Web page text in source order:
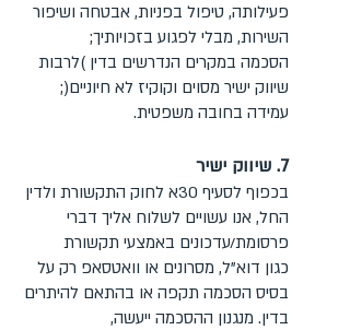
פעילותה, טיפול בפניות, אבטחה ושיפור
השירות, מבלי לפגוע בזכויותיך;
הסכמה במקרים הנדרשים בדין )לרבות
שיווק ישיר מסוים וקוקיז לא חיוניים(;
עמידה בחובה משפטית.
7. שיווק ישיר
בכפוף לסעיף 30א לחוק התקשורת ולדין
החל, אנו עשויים לשלוח אליך דברי
פרסומת/עדכונים באמצעי תקשורת
כגון דוא"ל, מסרונים או וואטסאפ רק על
בסיס הסכמה תקפה או בהתאם להיתרים
בדין. מנגנון ההסכמה ייעשה,